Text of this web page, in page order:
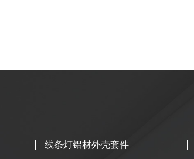
线条灯铝材外壳套件